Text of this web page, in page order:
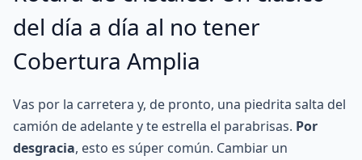
del día a día al no tener
Cobertura Amplia
Vas por la carretera y, de pronto, una piedrita salta del
camión de adelante y te estrella el parabrisas. Por
desgracia, esto es súper común. Cambiar un